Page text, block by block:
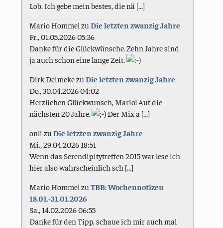
Lob. Ich gebe mein bestes, die nä [...]
Mario Hommel zuDie letzten zwanzig Jahre
Fr., 01.05.2026 05:36
Danke für die Glückwünsche. Zehn Jahre sind
ja auch schon eine lange Zeit.
Dirk DeimekezuDie letzten zwanzig Jahre
Do., 30.04.2026 04:02
Herzlichen Glückwunsch, Mario! Auf die
nächsten 20 Jahre.
Der Mix a [...]
onli zuDie letzten zwanzig Jahre
Mi., 29.04.2026 18:51
Wenn das Serendipitytreffen 2015 war lese ich
hier also wahrscheinlich sch [...]
Mario Hommel zuTBB: Wochennotizen
18.01.-31.01.2026
Sa., 14.02.2026 06:55
Danke für den Tipp, schaue ich mir auch mal